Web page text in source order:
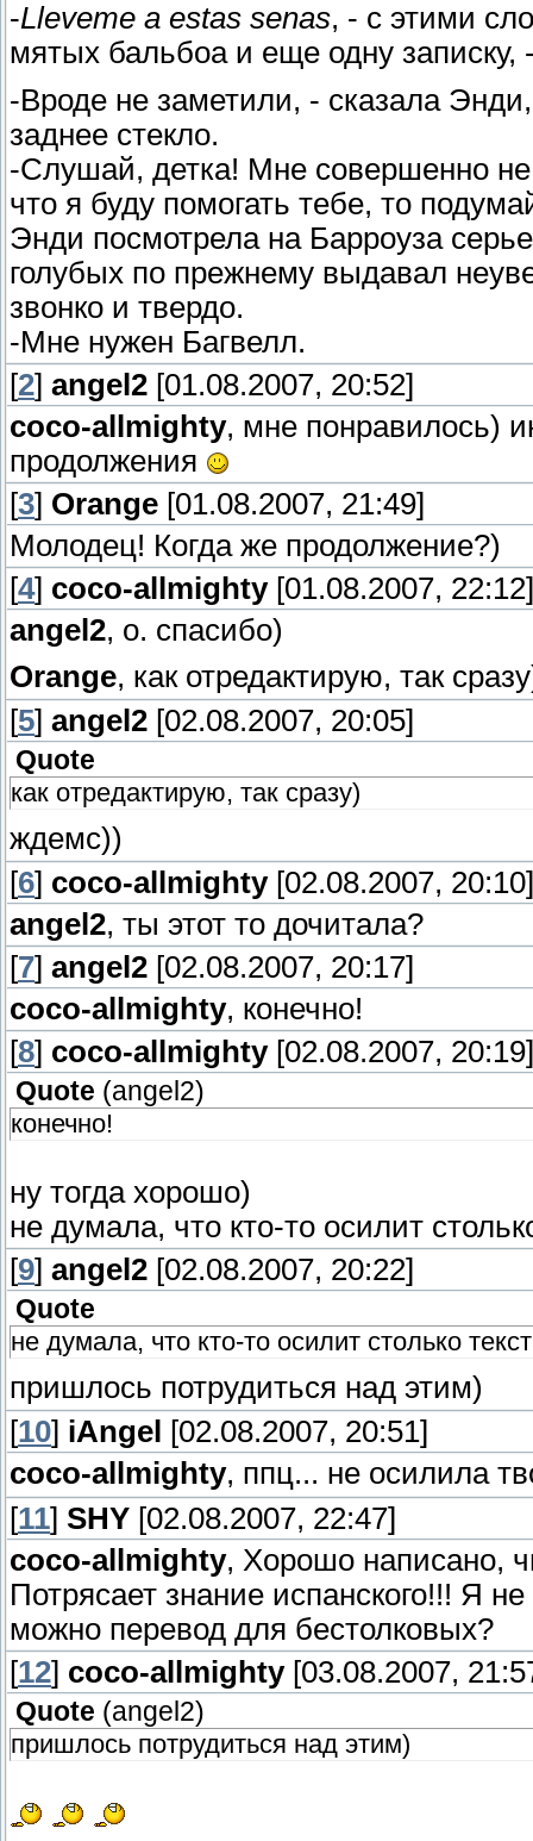
-Lleveme a estas senas, - с этими
мятых бальбоа и еще одну записку,
-Вроде не заметили, - сказала
заднее стекло.
-Слушай, детка! Мне совершенно
что я буду помогать тебе, то
Энди посмотрела на Барроуза
голубых по прежнему выдавал
звонко и твердо.
-Мне нужен Багвелл.
[2] angel2 [01.08.2007, 20:52]
coco-allmighty, мне понравилось)
продолжения
[3] Orange [01.08.2007, 21:49]
Молодец! Когда же продолжение?)
[4] coco-allmighty[01.08.2007, 22:12]
angel2, о. спасибо)
Orange, как отредактирую, так
[5] angel2 [02.08.2007, 20:05]
Quote
как отредактирую, так сразу)
ждемс))
[6] coco-allmighty[02.08.2007, 20:10]
angel2, ты этот то дочитала?
[7] angel2 [02.08.2007, 20:17]
coco-allmighty, конечно!
[8] coco-allmighty[02.08.2007, 20:19]
Quote (angel2)
конечно!
ну тогда хорошо)
не думала, что кто-то осилит
[9] angel2 [02.08.2007, 20:22]
Quote
не думала, что кто-то осилит столько
пришлось потрудиться над этим)
[10] iAngel [02.08.2007, 20:51]
coco-allmighty, ппц... не осилила
[11] SHY [02.08.2007, 22:47]
coco-allmighty, Хорошо написано,
Потрясает знание испанского!!! Я
можно перевод для бестолковых?
[12] coco-allmighty[03.08.2007,
Quote (angel2)
пришлось потрудиться над этим)